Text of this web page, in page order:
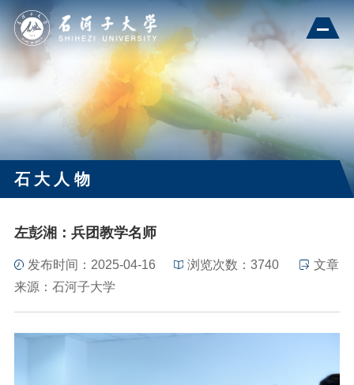
石大人物
左彭湘：兵团教学名师
发布时间：2025-04-16 浏览次数：3740
文章
来源：石河子大学